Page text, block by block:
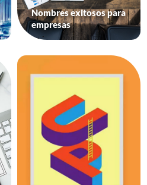
Nombres exitosos para
empresas